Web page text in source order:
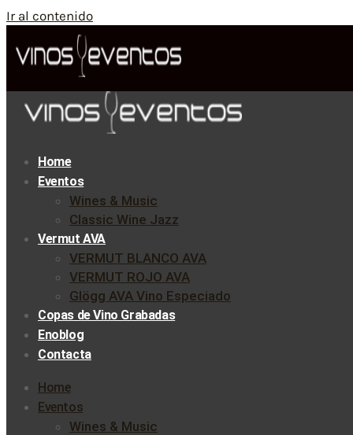
Ir al contenido
Home
Eventos
Wines & Music
Classic Wine Jazz
Vermut AVA
VERMUT BLANCO AVA
VERMUT ROJO AVA
Glögg AVA Vino Especiado
Copas de Vino Grabadas
Enoblog
Contacta
Home
Eventos
Wines & Music